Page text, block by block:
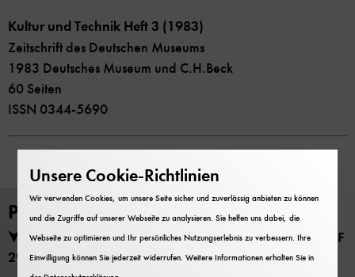
Kultur und Technik Heft 3 (1983)
Zeitschrift des Deutschen Museums
1983 Deutsches Museum und C.H.Beck
60 Seiten
ISSN 0344-5690
PDF Download
Kultur und Technik Heft 3 (1983) herunterladen (PDF
29 MB)
Unsere Cookie-Richtlinien
Wir verwenden Cookies, um unsere Seite sicher und zuverlässig anbieten zu können
und die Zugriffe auf unserer Webseite zu analysieren. Sie helfen uns dabei, die
Webseite zu optimieren und Ihr persönliches Nutzungserlebnis zu verbessern. Ihre
Einwilligung können Sie jederzeit widerrufen. Weitere Informationen erhalten Sie in